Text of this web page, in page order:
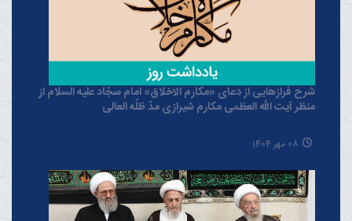
شرح فرازهایی از دعای «مکارم الاخلاق» امام سجّاد علیه السلام از
منظر آیت الله العظمی مکارم شیرازی مدّ ظلّه العالی
08 مهر 1404